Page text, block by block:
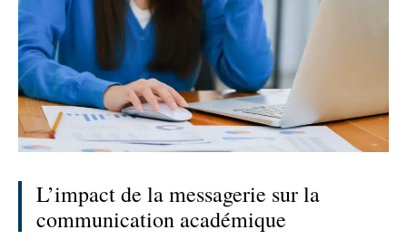
L’impact de la messagerie sur la
communication académique